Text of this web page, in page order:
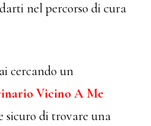
nel percorso di cura
cercando un
Vicino A Me
sicuro di trovare una